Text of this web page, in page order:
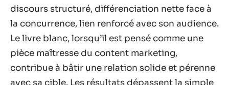
discours structuré, différenciation nette face à
la concurrence, lien renforcé avec son audience.
Le livre blanc, lorsqu’il est pensé comme une
pièce maîtresse du content marketing,
contribue à bâtir une relation solide et pérenne
avec sa cible. Les résultats dépassent la simple